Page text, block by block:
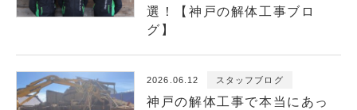
選！【神戸の解体工事ブロ
グ】
2026.06.12 スタッフブログ
神戸の解体工事で本当にあっ